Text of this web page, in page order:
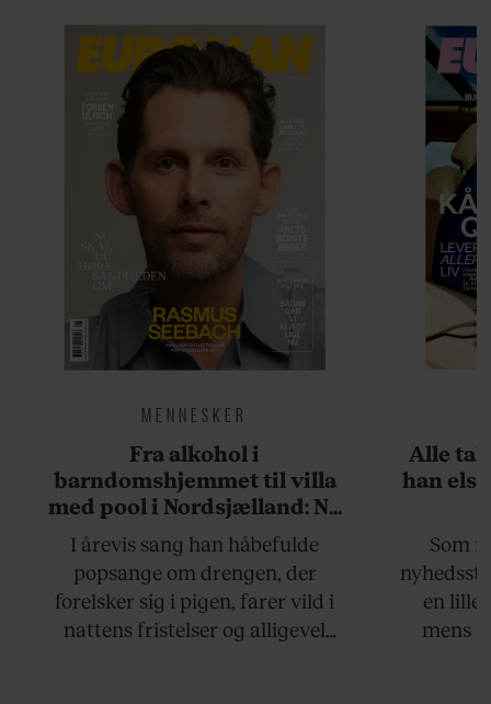
MENNESKER
Fra alkohol i
barndomshjemmet til villa
med pool i Nordsjælland: Nu
skal du høre sandheden om
Rasmus Seebach
I årevis sang han håbefulde
popsange om drengen, der
forelsker sig i pigen, farer vild i
nattens fristelser og alligevel
Alle
han
Som
en lille
mens